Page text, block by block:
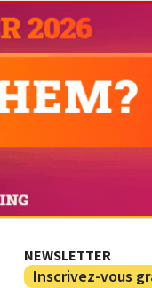
NEWSLETTER
Inscrivez-vous